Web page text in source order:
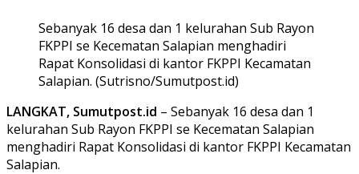
Sebanyak 16 desa dan 1 kelurahan Sub Rayon
FKPPI se Kecematan Salapian menghadiri
Rapat Konsolidasi di kantor FKPPI Kecamatan
Salapian. (Sutrisno/Sumutpost.id)
LANGKAT, Sumutpost.id – Sebanyak 16 desa dan 1
kelurahan Sub Rayon FKPPI se Kecematan Salapian
menghadiri Rapat Konsolidasi di kantor FKPPI Kecamatan
Salapian.